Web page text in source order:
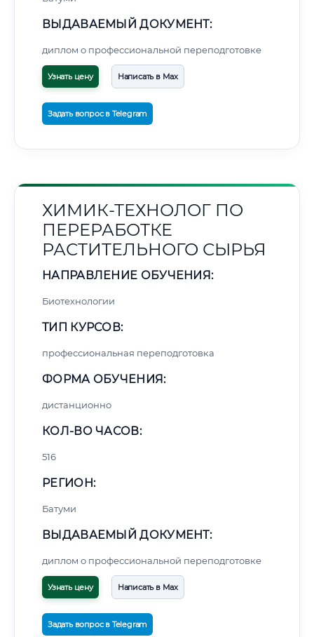
ВЫДАВАЕМЫЙ ДОКУМЕНТ:
диплом о профессиональной переподготовке
Узнать цену Написать в Max
Задать вопрос в Telegram
ХИМИК-ТЕХНОЛОГ ПО
ПЕРЕРАБОТКЕ
РАСТИТЕЛЬНОГО СЫРЬЯ
НАПРАВЛЕНИЕ ОБУЧЕНИЯ:
Биотехнологии
ТИП КУРСОВ:
профессиональная переподготовка
ФОРМА ОБУЧЕНИЯ:
дистанционно
КОЛ-ВО ЧАСОВ:
516
РЕГИОН:
Батуми
ВЫДАВАЕМЫЙ ДОКУМЕНТ:
диплом о профессиональной переподготовке
Узнать цену Написать в Max
Задать вопрос в Telegram